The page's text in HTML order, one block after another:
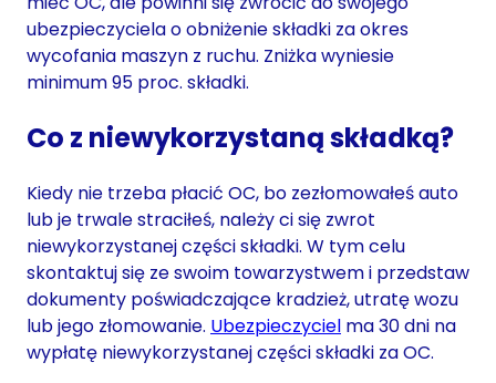
ubezpieczyciela o obniżenie składki za okres
wycofania maszyn z ruchu. Zniżka wyniesie
minimum 95 proc. składki.
Co z niewykorzystaną składką?
Kiedy nie trzeba płacić OC, bo zezłomowałeś auto
lub je trwale straciłeś, należy ci się zwrot
niewykorzystanej części składki. W tym celu
skontaktuj się ze swoim towarzystwem i przedstaw
dokumenty poświadczające kradzież, utratę wozu
lub jego złomowanie. Ubezpieczyciel ma 30 dni na
wypłatę niewykorzystanej części składki za OC.